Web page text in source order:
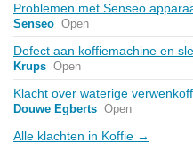
Problemen met Senseo
Senseo Open
Defect aan koffiemachine en
Krups Open
Klacht over waterige
Douwe Egberts Open
Alle klachten in Koffie →